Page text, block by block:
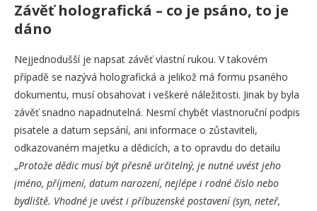
Závěť holografická – co je psáno, to je
dáno
Nejjednodušší je napsat závěť vlastní rukou. V takovém
případě se nazývá holografická a jelikož má formu psaného
dokumentu, musí obsahovat i veškeré náležitosti. Jinak by byla
závěť snadno napadnutelná. Nesmí chybět vlastnoruční podpis
pisatele a datum sepsání, ani informace o zůstaviteli,
odkazovaném majetku a dědicích, a to opravdu do detailu
„Protože dědic musí být přesně určitelný, je nutné uvést jeho
jméno, příjmení, datum narození, nejlépe i rodné číslo nebo
bydliště. Vhodné je uvést i příbuzenské postavení (syn, neteř,